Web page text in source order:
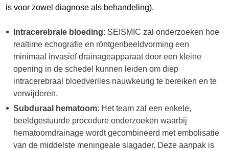
is voor zowel diagnose als behandeling).
Intracerebrale bloeding: SEISMIC zal onderzoeken hoe
realtime echografie en röntgenbeeldvorming een
minimaal invasief drainageapparaat door een kleine
opening in de schedel kunnen leiden om diep
intracerebraal bloedverlies nauwkeurig te bereiken en te
verwijderen.
Subduraal hematoom: Het team zal een enkele,
beeldgestuurde procedure onderzoeken waarbij
hematoomdrainage wordt gecombineerd met embolisatie
van de middelste meningeale slagader. Deze aanpak is